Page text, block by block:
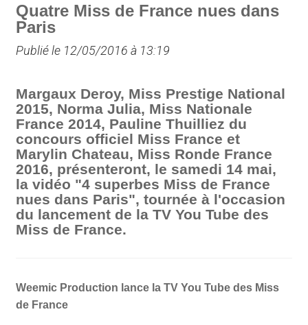
Quatre Miss de France nues dans
Paris
Publié le 12/05/2016 à 13:19
Margaux Deroy, Miss Prestige National
2015, Norma Julia, Miss Nationale
France 2014, Pauline Thuilliez du
concours officiel Miss France et
Marylin Chateau, Miss Ronde France
2016, présenteront, le samedi 14 mai,
la vidéo "4 superbes Miss de France
nues dans Paris", tournée à l'occasion
du lancement de la TV You Tube des
Miss de France.
Weemic Production lance la TV You Tube des Miss
de France